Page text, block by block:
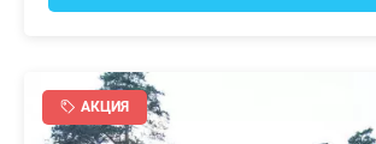
АКЦИЯ